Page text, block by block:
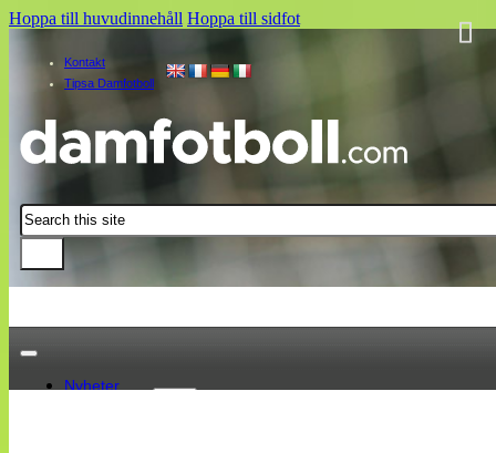
Hoppa till huvudinnehåll Hoppa till sidfot
Kontakt
Tipsa Damfotboll
Sök
Nyheter